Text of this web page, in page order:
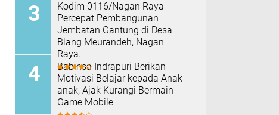
Kodim 0116/Nagan Raya
Percepat Pembangunan
Jembatan Gantung di Desa
Blang Meurandeh, Nagan
Raya.
Babinsa Indrapuri Berikan
Motivasi Belajar kepada Anak-
anak, Ajak Kurangi Bermain
Game Mobile